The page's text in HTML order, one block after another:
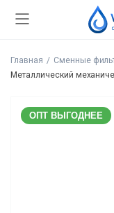
Главная
Сменные
Металлический
ОПТ ВЫГОДНЕЕ